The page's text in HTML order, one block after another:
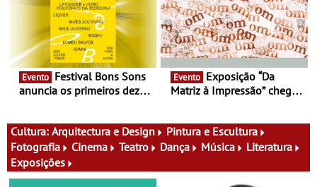
família e muito mais
Evento
anuncia os primeiros dez
Evento
Matriz à Impressão” chega
nova exposição do Museu
do Oriente prova-o
Cultura: Arquitectura e Design
Pintura e Escultura
Fotografia
Cinema Teatro Dança Música
Literatura
Exposições